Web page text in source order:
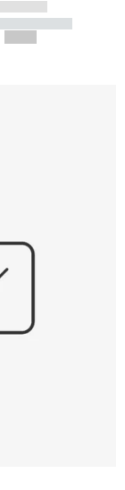
-----------